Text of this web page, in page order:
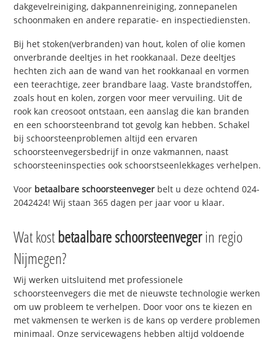
dakgevelreiniging, dakpannenreiniging, zonnepanelen
schoonmaken en andere reparatie- en inspectiediensten.
Bij het stoken(verbranden) van hout, kolen of olie komen
onverbrande deeltjes in het rookkanaal. Deze deeltjes
hechten zich aan de wand van het rookkanaal en vormen
een teerachtige, zeer brandbare laag. Vaste brandstoffen,
zoals hout en kolen, zorgen voor meer vervuiling. Uit de
rook kan creosoot ontstaan, een aanslag die kan branden
en een schoorsteenbrand tot gevolg kan hebben. Schakel
bij schoorsteenproblemen altijd een ervaren
schoorsteenvegersbedrijf in onze vakmannen, naast
schoorsteeninspecties ook schoorstseenlekkages verhelpen.
Voor betaalbare schoorsteenveger belt u deze ochtend 024-
2042424! Wij staan 365 dagen per jaar voor u klaar.
Wat kostbetaalbare schoorsteenvegerin regio
Nijmegen?
Wij werken uitsluitend met professionele
schoorsteenvegers die met de nieuwste technologie werken
om uw probleem te verhelpen. Door voor ons te kiezen en
met vakmensen te werken is de kans op verdere problemen
minimaal. Onze servicewagens hebben altijd voldoende